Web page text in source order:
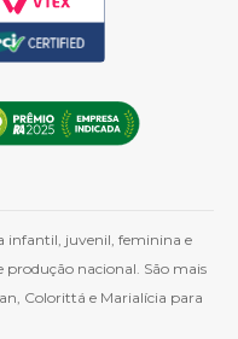
infantil, juvenil, feminina e
produção nacional. São mais
Colorittá e Marialícia para